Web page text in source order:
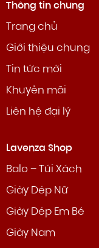
Thông tin chung
Trang chủ
Giới thiệu chung
Tin tức mới
Khuyến mãi
Liên hệ đại lý
Lavenza Shop
Balo – Túi Xách
Giày Dép Nữ
Giày Dép Em Bé
Giày Nam